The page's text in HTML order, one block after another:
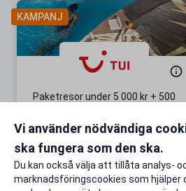
KAMPANJ
Paketresor under 5 000 kr + 500
Gäller även på redan prissänkta
Till rabatten
Vi använder nödvändiga
ska fungera som den ska.
Du kan också välja att tillåta analys-
marknadsföringscookies som